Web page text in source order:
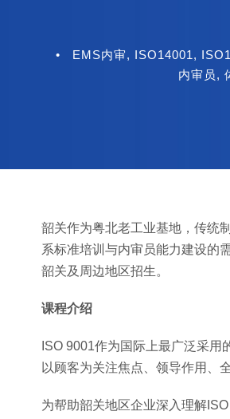
•
EMS内审, ISO14001,
内审员,
韶关作为粤北老工业基地，传统
系标准培训与内审员能力建设的
韶关及周边地区招生。
课程介绍
ISO 9001作为国际上最广泛采
以顾客为关注焦点、领导作用、
为帮助韶关地区企业深入理解